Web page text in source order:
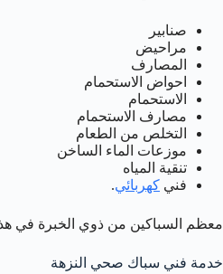
صنابير
مراحيض
المصارف
احواض الاستحمام
الاستحمام
مصارف الاستحمام
التخلص من الطعام
موزعات الماء الساخن
تنقية المياه
فني كهربائي.
معظم السباكين من ذوي الخبرة في
خدمة فني سباك صحي النزهة